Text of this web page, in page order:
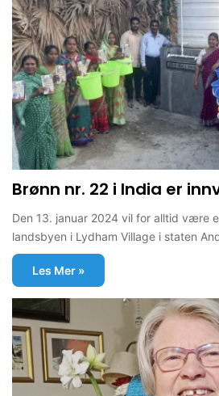
Brønn nr. 22 i India er
Den 13. januar 2024 vil for alltid være
landsbyen i Lydham Village i staten
Les Mer »